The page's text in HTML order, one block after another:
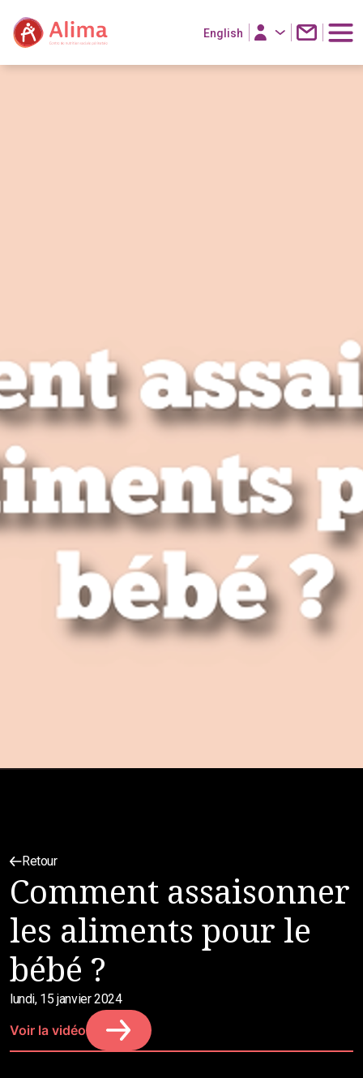
English
Retour
Comment assaisonner
les aliments pour le
bébé ?
lundi, 15 janvier 2024
Voir la vidéo